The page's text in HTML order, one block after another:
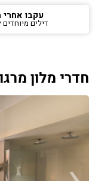
עקבו אחרי
דילים
חדרי מלון